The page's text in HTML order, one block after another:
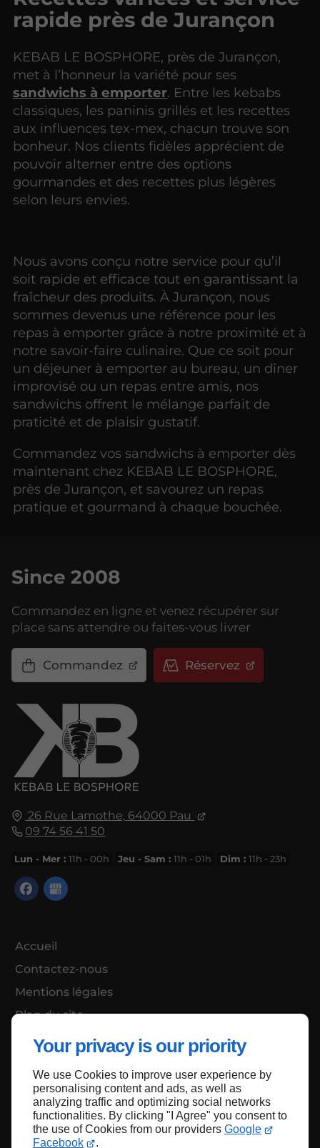
Your privacy is our priority
We use Cookies to improve user experience by
personalising content and ads, as well as
analyzing traffic and optimizing social networks
functionalities. By clicking "I Agree" you consent to
the use of Cookies from our providers Google
Facebook
.
rapide près de Jurançon
KEBAB LE BOSPHORE, près de Jurançon,
met à l’honneur la variété pour ses
sandwichs à emporter. Entre les kebabs
classiques, les paninis grillés et les recettes
aux influences tex-mex, chacun trouve son
bonheur. Nos clients fidèles apprécient de
pouvoir alterner entre des options
gourmandes et des recettes plus légères
selon leurs envies.
Nous avons conçu notre service pour qu’il
soit rapide et efficace tout en garantissant la
fraîcheur des produits. À Jurançon, nous
sommes devenus une référence pour les
repas à emporter grâce à notre proximité et à
notre savoir-faire culinaire. Que ce soit pour
un déjeuner à emporter au bureau, un dîner
improvisé ou un repas entre amis, nos
sandwichs offrent le mélange parfait de
praticité et de plaisir gustatif.
Commandez vos sandwichs à emporter dès
maintenant chez KEBAB LE BOSPHORE,
près de Jurançon, et savourez un repas
pratique et gourmand à chaque bouchée.
26 Rue Lamothe, 64000 Pau
09 74 56 41 50
Lun - Mer :11h - 00h Jeu - Sam :11h - 01h Dim :11h - 23h
Accueil
Contactez-nous
Mentions légales
Plan du site
Since 2008
Commandez en ligne et venez récupérer sur
place sans attendre ou faites-vous livrer
Commandez Réservez
Haut de page